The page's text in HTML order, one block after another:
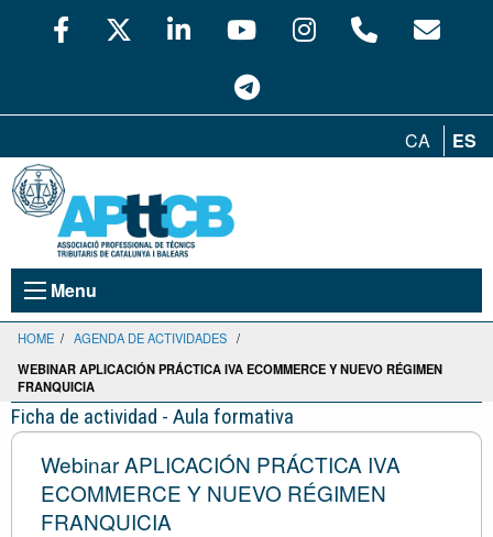
CA ES
Menu
HOME / AGENDA DE ACTIVIDADES /
WEBINAR APLICACIÓN PRÁCTICA IVA ECOMMERCE Y NUEVO RÉGIMEN
FRANQUICIA
Ficha de actividad - Aula formativa
Webinar APLICACIÓN PRÁCTICA IVA
ECOMMERCE Y NUEVO RÉGIMEN
FRANQUICIA